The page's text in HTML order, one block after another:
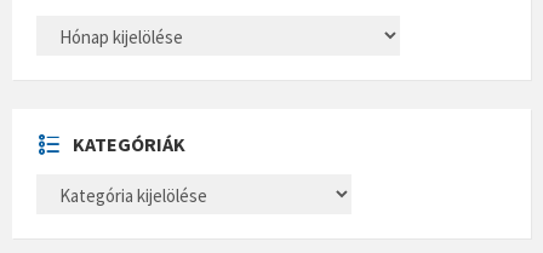
H
U
M
KATEGÓRIÁK
E